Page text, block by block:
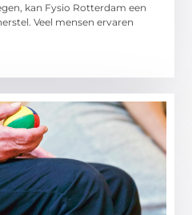
kan Fysio Rotterdam een
Veel mensen ervaren